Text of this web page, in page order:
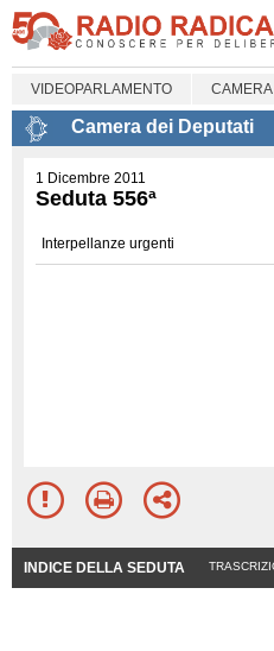
VIDEOPARLAMENTO CAMERA
Camera dei Deputati
1 Dicembre 2011
Seduta 556ª
Interpellanze urgenti
INDICE DELLA SEDUTA